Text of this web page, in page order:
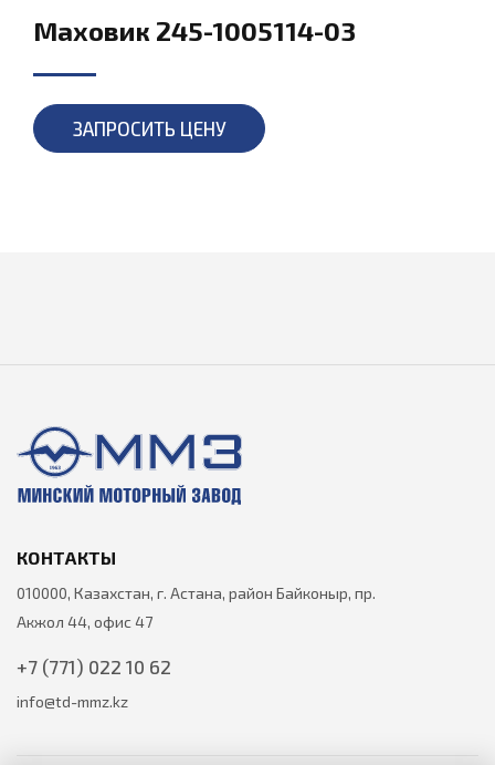
Маховик 245-1005114-03
ЗАПРОСИТЬ ЦЕНУ
КОНТАКТЫ
010000, Казахстан, г. Астана, район Байконыр, пр.
Акжол 44, офис 47
+7 (771) 022 10 62
info@td-mmz.kz